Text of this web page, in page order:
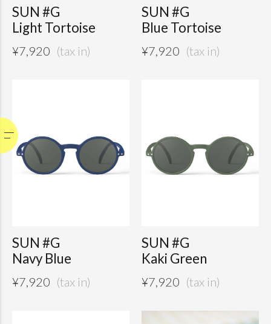
SUN #G
Light Tortoise
¥7,920
SUN #G
Blue Tortoise
¥7,920
SUN #G
Navy Blue
¥7,920
SUN #G
Kaki Green
¥7,920